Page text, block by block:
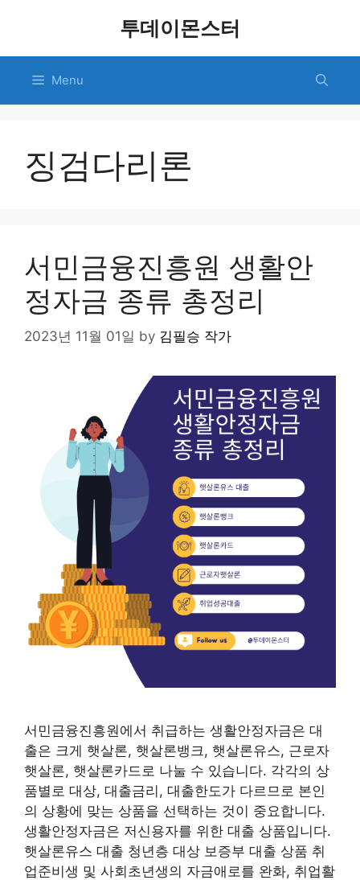
투데이몬스터
Menu
징검다리론
서민금융진흥원 생활안
정자금 종류 총정리
2023년 11월 01일 by 김필승 작가
서민금융진흥원에서 취급하는 생활안정자금은 대
출은 크게 햇살론, 햇살론뱅크, 햇살론유스, 근로자
햇살론, 햇살론카드로 나눌 수 있습니다. 각각의 상
품별로 대상, 대출금리, 대출한도가 다르므로 본인
의 상황에 맞는 상품을 선택하는 것이 중요합니다.
생활안정자금은 저신용자를 위한 대출 상품입니다.
햇살론유스 대출 청년층 대상 보증부 대출 상품 취
업준비생 및 사회초년생의 자금애로를 완화, 취업활